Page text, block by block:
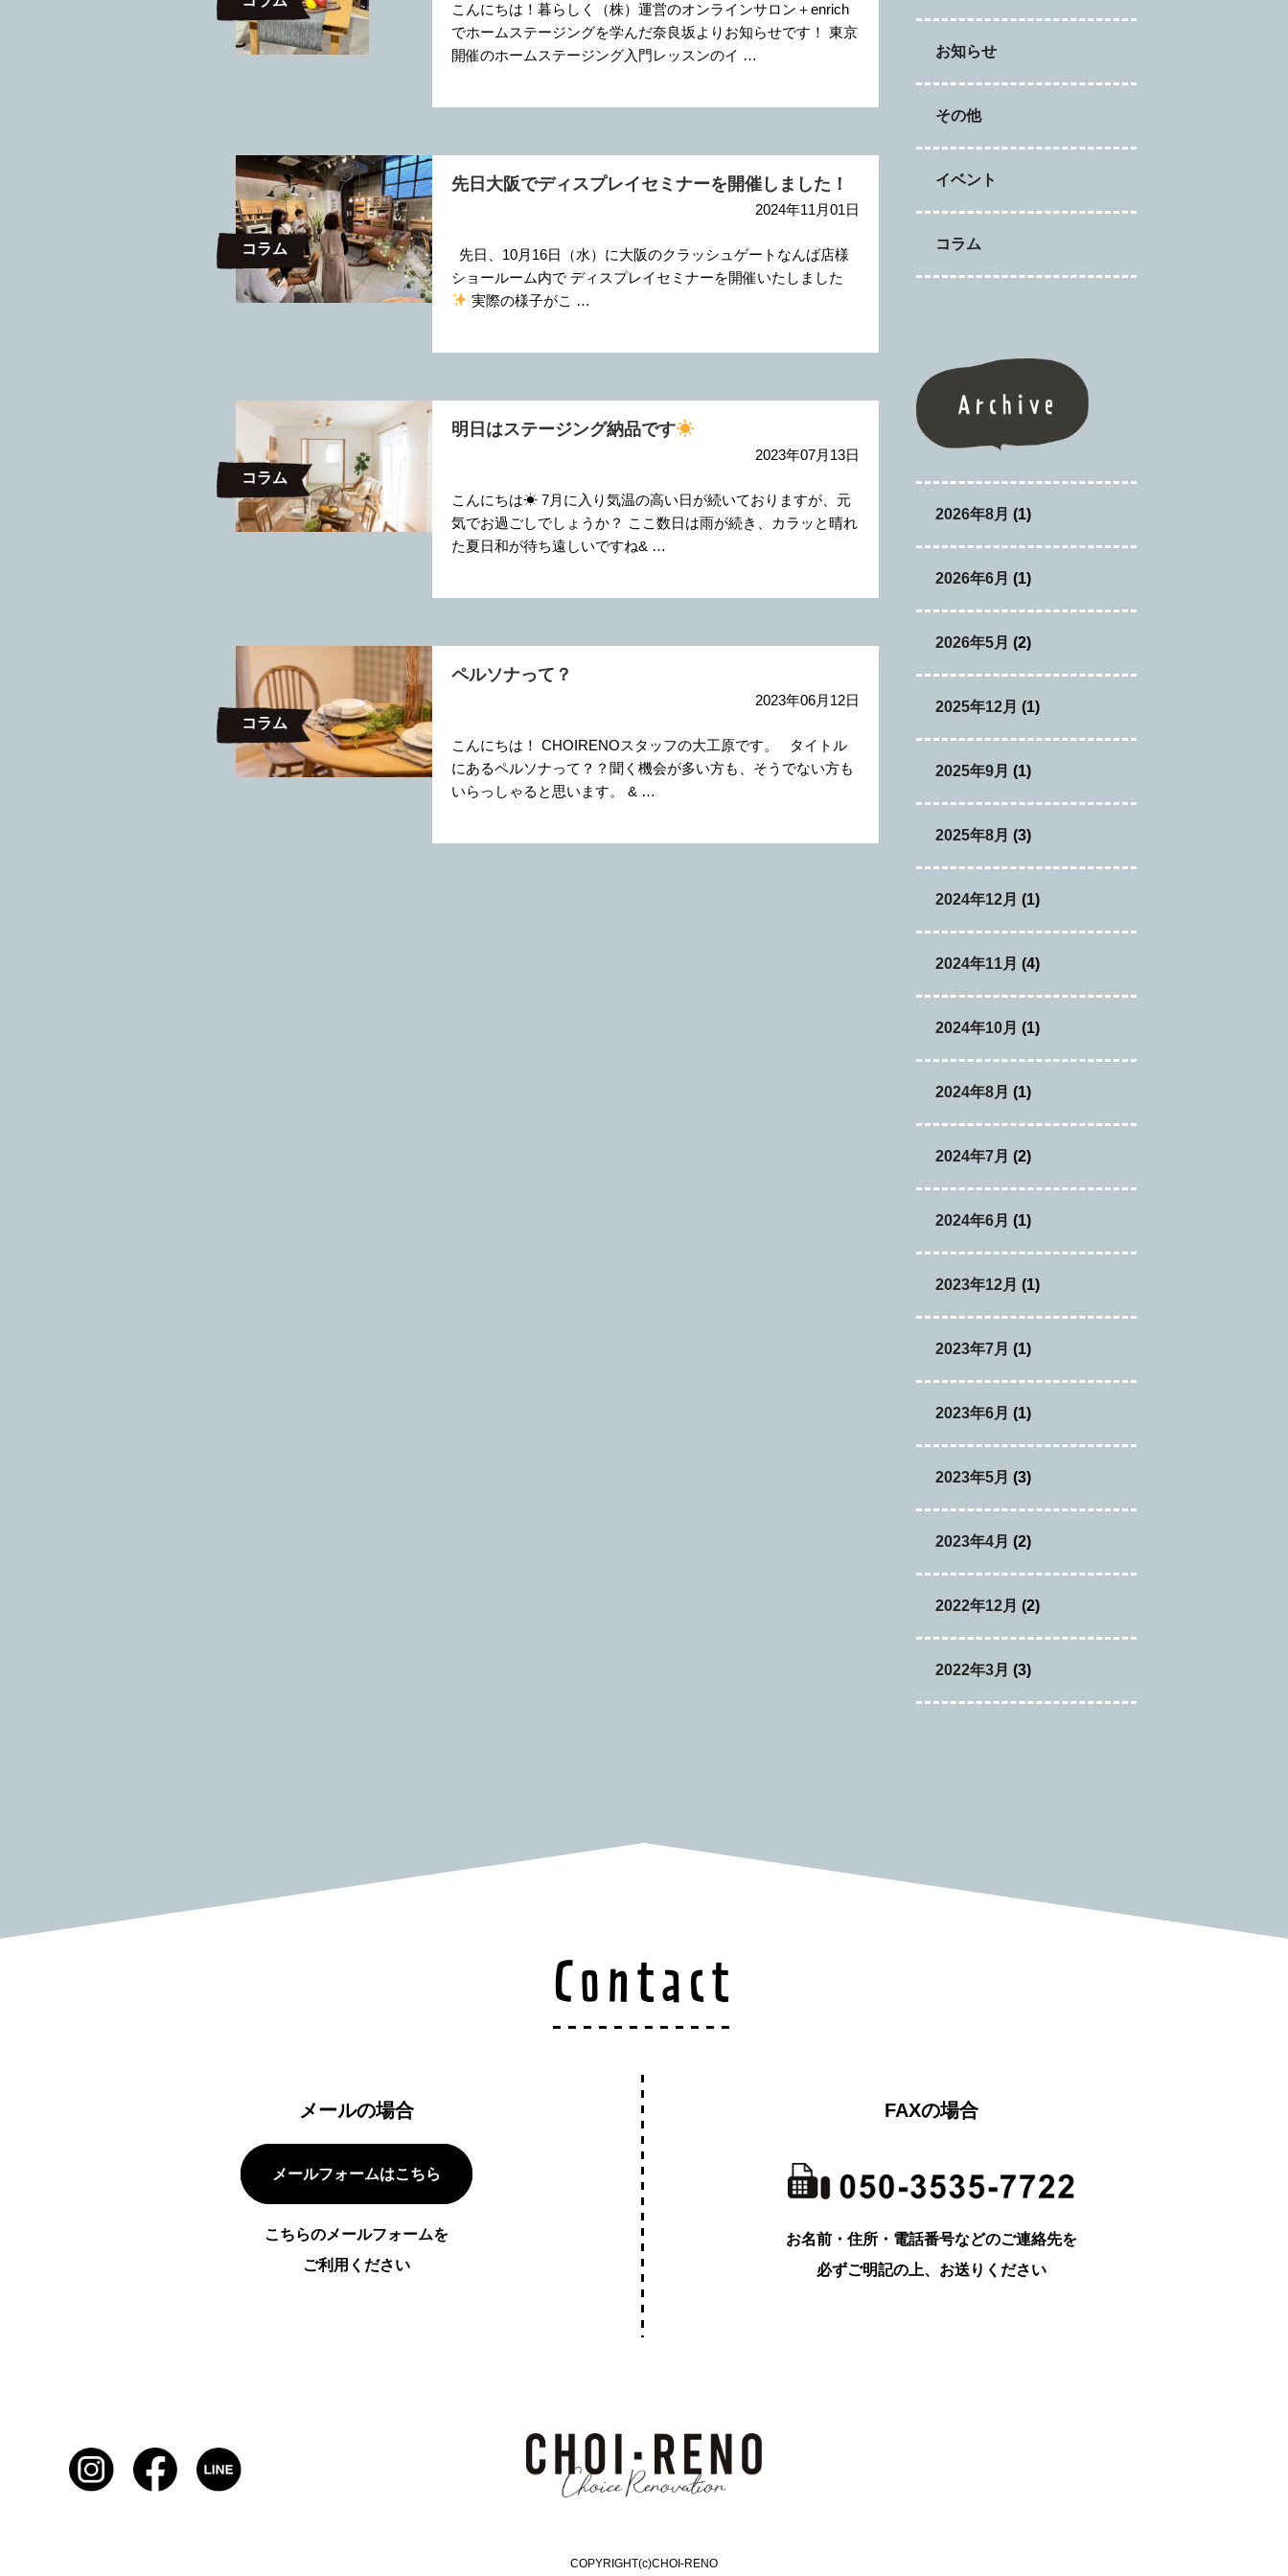
こんにちは！暮らしく（株）運営のオンラインサロン＋enrich
でホームステージングを学んだ奈良坂よりお知らせです！ 東京
開催のホームステージング入門レッスンのイ …
コラム
先日大阪でディスプレイセミナーを開催しました！
2024年11月01日
先日、10月16日（水）に大阪のクラッシュゲートなんば店様
ショールーム内で ディスプレイセミナーを開催いたしました
実際の様子がこ …
コラム
明日はステージング納品です
2023年07月13日
こんにちは☀︎ 7月に入り気温の高い日が続いておりますが、元
気でお過ごしでしょうか？ ここ数日は雨が続き、カラッと晴れ
た夏日和が待ち遠しいですね& …
コラム
ペルソナって？
2023年06月12日
こんにちは！ CHOIRENOスタッフの大工原です。 タイトル
にあるペルソナって？？聞く機会が多い方も、そうでない方も
いらっしゃると思います。 & …
お知らせ
その他
イベント
コラム
2026年8月 (1)
2026年6月 (1)
2026年5月 (2)
2025年12月 (1)
2025年9月 (1)
2025年8月 (3)
2024年12月 (1)
2024年11月 (4)
2024年10月 (1)
2024年8月 (1)
2024年7月 (2)
2024年6月 (1)
2023年12月 (1)
2023年7月 (1)
2023年6月 (1)
2023年5月 (3)
2023年4月 (2)
2022年12月 (2)
2022年3月 (3)
Contact
メールの場合
メールフォームはこちら
こちらのメールフォームを
ご利用ください
FAXの場合
お名前・住所・電話番号などのご連絡先を
必ずご明記の上、お送りください
COPYRIGHT(c)CHOI-RENO